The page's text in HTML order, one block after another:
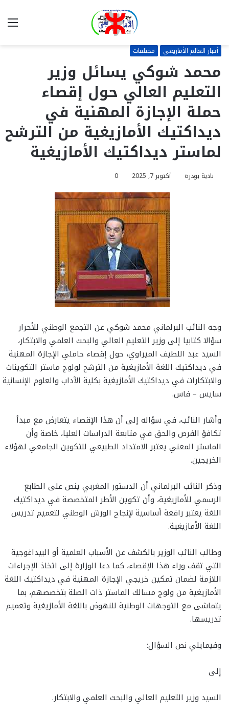
أخبار العالم الأمازيغي مختلفات
محمد شوكي يسائل وزير
التعليم العالي حول إقصاء
حملة الإجازة المهنية في
ديداكتيك الأمازيغية من الترشح
لماستر ديداكتيك الأمازيغية
نادية بودرة أكتوبر 7, 2025 0
وجه النائب البرلماني محمد شوكي عن التجمع الوطني للأحرار
سؤالا كتابيا إلى وزير التعليم العالي والبحث العلمي والابتكار،
السيد عبد اللطيف الميراوي، حول إقصاء حاملي الإجازة المهنية
في ديداكتيك اللغة الأمازيغية من الترشح لولوج ماستر التكوينات
والابتكارات في ديداكتيك الأمازيغية بكلية الآداب والعلوم الإنسانية
سايس – فاس.
وأشار النائب، في سؤاله إلى أن هذا الإقصاء يتعارض مع مبدأ
تكافؤ الفرص والحق في متابعة الدراسات العليا، خاصة وأن
الماستر المعني يعتبر الامتداد الطبيعي للتكوين الجامعي لهؤلاء
الخريجين.
وذكر النائب البرلماني أن الدستور المغربي ينص على الطابع
الرسمي للأمازيغية، وأن تكوين الأطر المتخصصة في ديداكتيك
اللغة يعتبر رافعة أساسية لإنجاح الورش الوطني لتعميم تدريس
اللغة الأمازيغية.
وطالب النائب الوزير بالكشف عن الأسباب العلمية أو البيداغوجية
التي تقف وراء هذا الإقصاء، كما دعا الوزارة إلى اتخاذ الإجراءات
اللازمة لضمان تمكين خريجي الإجازة المهنية في ديداكتيك اللغة
الأمازيغية من ولوج مسالك الماستر ذات الصلة بتخصصهم، بما
يتماشى مع التوجهات الوطنية للنهوض باللغة الأمازيغية وتعميم
تدريسها.
وفيمايلي نص السؤال:
إلى
السيد وزير التعليم العالي والبحث العلمي والابتكار.